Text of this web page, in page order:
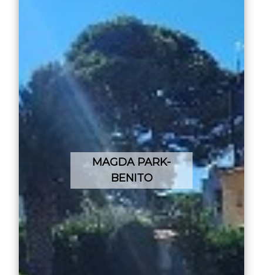
MAGDA PARK-
BENITO